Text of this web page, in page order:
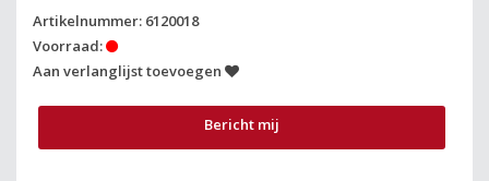
Artikelnummer: 6120018
Voorraad:
Aan verlanglijst toevoegen
Bericht mij